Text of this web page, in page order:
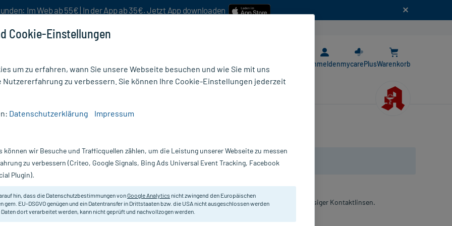
Im Web ab 55€ | In der App ab 35€. Jetzt App downloaden
AnmeldenmycarePlusWarenkorb
Nur für kurze Zeit:Gratis-Versand* ab 19€ Mindestbestellwert!
Advance
Speziell formulierte Lösung zur Pflege formstabiler, gasdurchlässiger Kontaktlinsen.
Darreichung:
Lösung
Cookie-Einstellungen
um zu erfahren, wann Sie unsere Webseite besuchen und wie Sie mit uns
Nutzererfahrung zu verbessern. Sie können Ihre Cookie-Einstellungen jederzeit
Datenschutzerklärung Impressum
können wir Besuche und Trafficquellen zählen, um die Leistung unserer Webseite zu messen
zu verbessern (Criteo, Google Signals, Bing Ads Universal Event Tracking, Facebook
Plugin).
hin, dass die Datenschutzbestimmungen vonGoogle Analytics nicht zwingend den Europäischen
gem. EU-DSGVO genügen und ein Datentransfer in Drittstaaten bzw. die USA nicht ausgeschlossen werden
Daten dort verarbeitet werden, kann nicht geprüft und nachvollzogen werden.